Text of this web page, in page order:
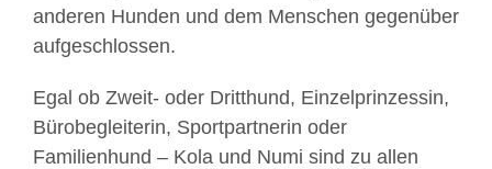
anderen Hunden und dem Menschen gegenüber
aufgeschlossen.
Egal ob Zweit- oder Dritthund, Einzelprinzessin,
Bürobegleiterin, Sportpartnerin oder
Familienhund – Kola und Numi sind zu allen